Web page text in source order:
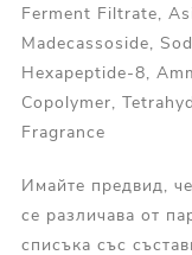
Ferment Filtrate,
Madecassoside,
Hexapeptide-8,
Copolymer,
Fragrance
Имайте предвид,
се различава от
списъка със